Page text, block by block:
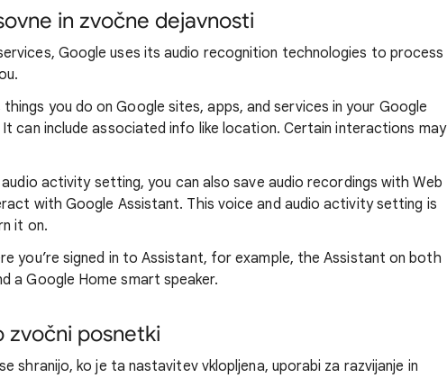
in zvočne dejavnosti
Google uses its audio recognition technologies to process
things you do on Google sites, apps, and services in your Google
can include associated info like location. Certain interactions may
activity setting, you can also save audio recordings with Web
with Google Assistant. This voice and audio activity setting is
it on.
you’re signed in to Assistant, for example, the Assistant on both
a Google Home smart speaker.
zvočni posnetki
shranijo, ko je ta nastavitev vklopljena, uporabi za razvijanje in